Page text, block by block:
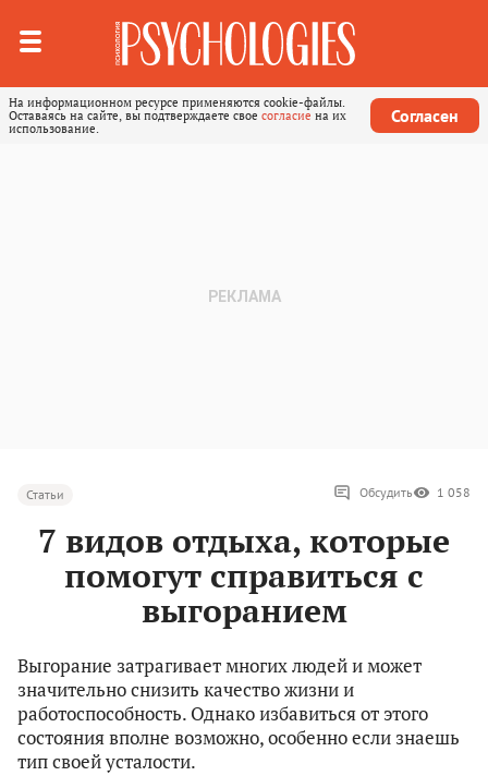
На информационном ресурсе применяются cookie-файлы.
Оставаясь на сайте, вы подтверждаете свое согласие на их
использование.
Согласен
Статьи Обсудить 1 058
7 видов отдыха, которые
помогут справиться с
выгоранием
Выгорание затрагивает многих людей и может
значительно снизить качество жизни и
работоспособность. Однако избавиться от этого
состояния вполне возможно, особенно если знаешь
тип своей усталости.